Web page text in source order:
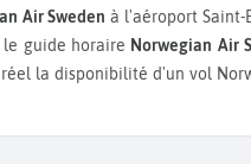
Air Sweden à l'aéroport Saint-
le guide horaire Norwegian Air
la disponibilité d'un vol